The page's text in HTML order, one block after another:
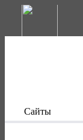
Сайты